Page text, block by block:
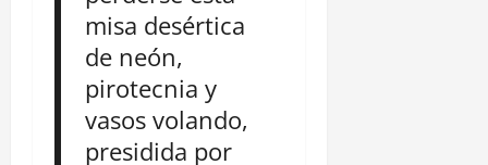
misa desértica
de neón,
pirotecnia y
vasos volando,
presidida por